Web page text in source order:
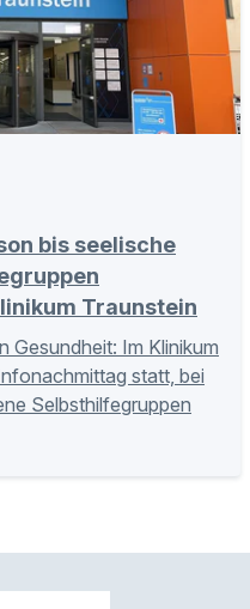
bis seelische
Traunstein
Gesundheit: Im Klinikum
statt, bei
Selbsthilfegruppen